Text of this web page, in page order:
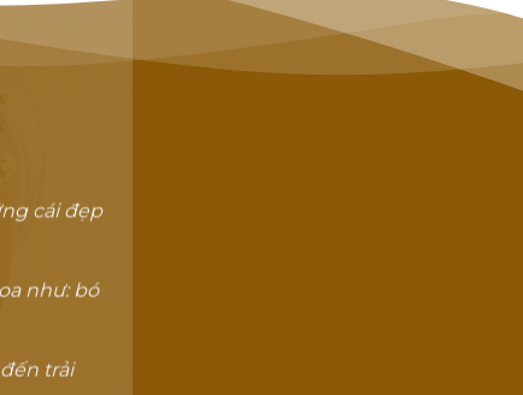
cái đẹp
như: bó
trải